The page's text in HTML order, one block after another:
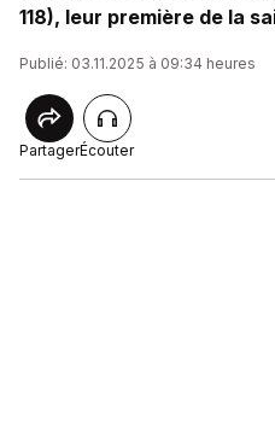
118), leur première de la
Publié: 03.11.2025 à 09:34 heures
PartagerÉcouter